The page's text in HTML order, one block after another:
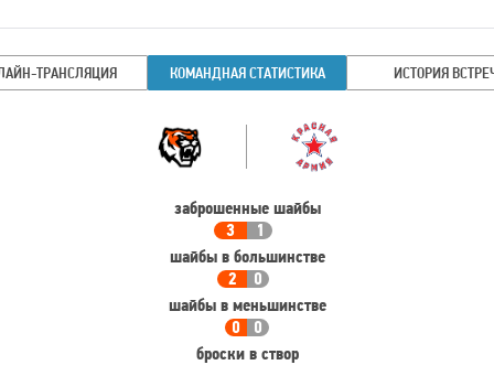
ТРАНСЛЯЦИЯ КОМАНДНАЯ СТАТИСТИКА ИСТОРИЯ
Команда
заброшенные шайбы
3
1
шайбы в большинстве
2
0
шайбы в меньшинстве
0
0
броски в створ